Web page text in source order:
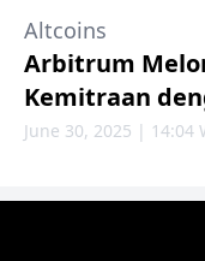
Altcoins
Arbitrum
Kemitraan
June 30, 2025 | 14:04